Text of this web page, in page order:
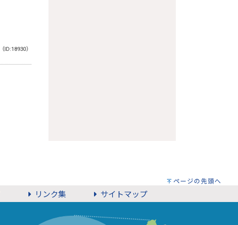
（ID:18930）
ページの先頭へ
リンク集 サイトマップ